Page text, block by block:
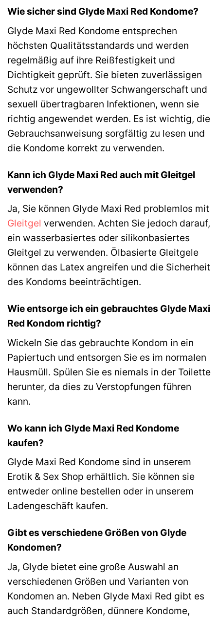
Wie sicher sind Glyde Maxi Red Kondome?
Glyde Maxi Red Kondome entsprechen
höchsten Qualitätsstandards und werden
regelmäßig auf ihre Reißfestigkeit und
Dichtigkeit geprüft. Sie bieten zuverlässigen
Schutz vor ungewollter Schwangerschaft und
sexuell übertragbaren Infektionen, wenn sie
richtig angewendet werden. Es ist wichtig, die
Gebrauchsanweisung sorgfältig zu lesen und
die Kondome korrekt zu verwenden.
Kann ich Glyde Maxi Red auch mit Gleitgel
verwenden?
Ja, Sie können Glyde Maxi Red problemlos mit
Gleitgel verwenden. Achten Sie jedoch darauf,
ein wasserbasiertes oder silikonbasiertes
Gleitgel zu verwenden. Ölbasierte Gleitgele
können das Latex angreifen und die Sicherheit
des Kondoms beeinträchtigen.
Wie entsorge ich ein gebrauchtes Glyde Maxi
Red Kondom richtig?
Wickeln Sie das gebrauchte Kondom in ein
Papiertuch und entsorgen Sie es im normalen
Hausmüll. Spülen Sie es niemals in der Toilette
herunter, da dies zu Verstopfungen führen
kann.
Wo kann ich Glyde Maxi Red Kondome
kaufen?
Glyde Maxi Red Kondome sind in unserem
Erotik & Sex Shop erhältlich. Sie können sie
entweder online bestellen oder in unserem
Ladengeschäft kaufen.
Gibt es verschiedene Größen von Glyde
Kondomen?
Ja, Glyde bietet eine große Auswahl an
verschiedenen Größen und Varianten von
Kondomen an. Neben Glyde Maxi Red gibt es
auch Standardgrößen, dünnere Kondome,